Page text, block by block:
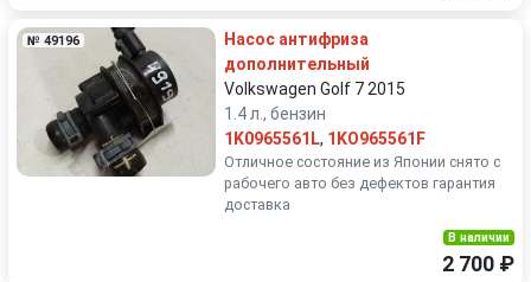
№ 49196
Насос антифриза
дополнительный
Volkswagen Golf 7 2015
1.4 л., бензин
1K0965561L, 1KO965561F
Отличное состояние из Японии снято с
рабочего авто без дефектов гарантия
доставка
В наличии
2 700 ₽